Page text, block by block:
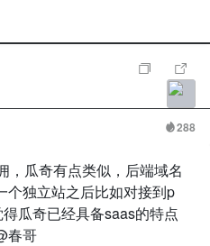
288
，瓜奇有点类似，后端域名
个独立站之后比如对接到p
瓜奇已经具备saas的特点
春哥